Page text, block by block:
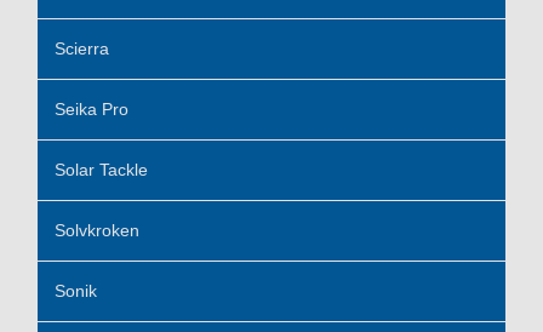
Scierra
Seika Pro
Solar Tackle
Solvkroken
Sonik